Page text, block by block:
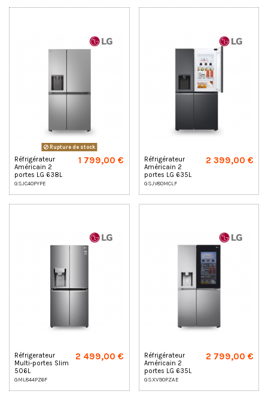
Rupture de stock
Réfrigérateur
Américain 2
portes LG 638L
GSJC40PYPE
GSJC40PYPE
1 799,00 €
Réfrigérateur
Américain 2
portes LG 635L
Door-in-door
GSJV80MCLF
2 399,00 €
Réfrigerateur
Multi-portes Slim
506L
GML844PZ6F
GML844PZ6F
2 499,00 €
Réfrigérateur
Américain 2
portes LG 635L
Instaview Door-
GSXV90PZAE
2 799,00 €